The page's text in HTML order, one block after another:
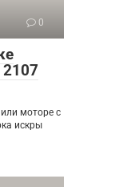
0
моторе с
искры